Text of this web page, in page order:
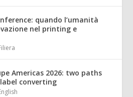
quando l’umanità
nel printing e
Americas 2026: two paths
converting